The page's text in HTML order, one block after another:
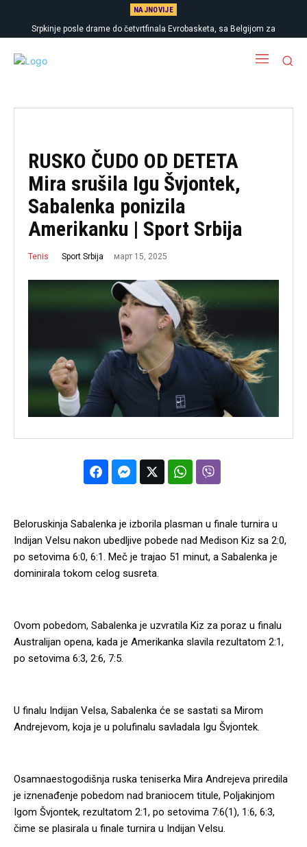
NAJNOVIJE
Srpkinje posle drame do četvrtfinala Evrobasketa, sa Belgijom za
polufinale
RUSKO ČUDO OD DETETA
Mira srušila Igu Švjontek,
Sabalenka ponizila
Amerikanku | Sport Srbija
Tenis Sport Srbija март 15, 2025
Beloruskinja Sabalenka je izborila plasman u finale turnira u
Indijan Velsu nakon ubedljive pobede nad Medison Kiz sa 2:0,
po setovima 6:0, 6:1. Meč je trajao 51 minut, a Sabalenka je
dominirala tokom celog susreta.
Ovom pobedom, Sabalenka je uzvratila Kiz za poraz u finalu
Australijan opena, kada je Amerikanka slavila rezultatom 2:1,
po setovima 6:3, 2:6, 7:5.
U finalu Indijan Velsa, Sabalenka će se sastati sa Mirom
Andrejevom, koja je u polufinalu savladala Igu Švjontek.
Osamnaestogodišnja ruska teniserka Mira Andrejeva priredila
je iznenađenje pobedom nad braniocem titule, Poljakinjom
Igom Švjontek, rezultatom 2:1, po setovima 7:6(1), 1:6, 6:3,
čime se plasirala u finale turnira u Indijan Velsu.